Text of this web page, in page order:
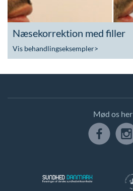
Næsekorrektion med filler
Vis behandlingseksempler>
Mød os her